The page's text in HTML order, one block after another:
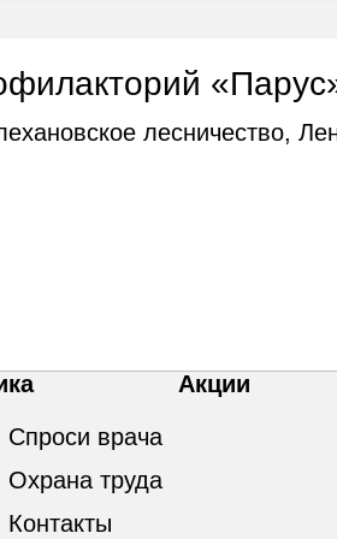
лесничество,
Акции
Спроси врача
Охрана труда
Контакты